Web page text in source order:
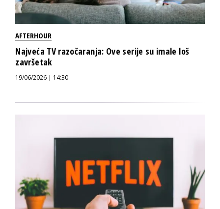
AFTERHOUR
Najveća TV razočaranja: Ove serije su imale loš
završetak
19/06/2026 | 14:30